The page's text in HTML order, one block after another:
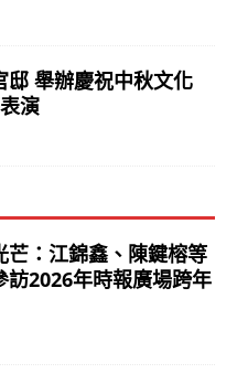
邸 舉辦慶祝中秋文化
演
芒：江錦鑫、陳鍵榕等
訪2026年時報廣場跨年